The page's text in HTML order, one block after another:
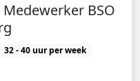
BSO
32 - 40 uur per week